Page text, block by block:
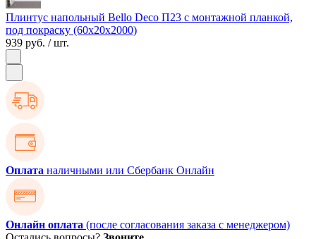
Плинтус напольный Bello Deco П23 с монтажной планкой,
под покраску (60х20х2000)
939 руб. / шт.
Оплата наличными или Сбербанк Онлайн
Онлайн оплата (после согласования заказа с менеджером)